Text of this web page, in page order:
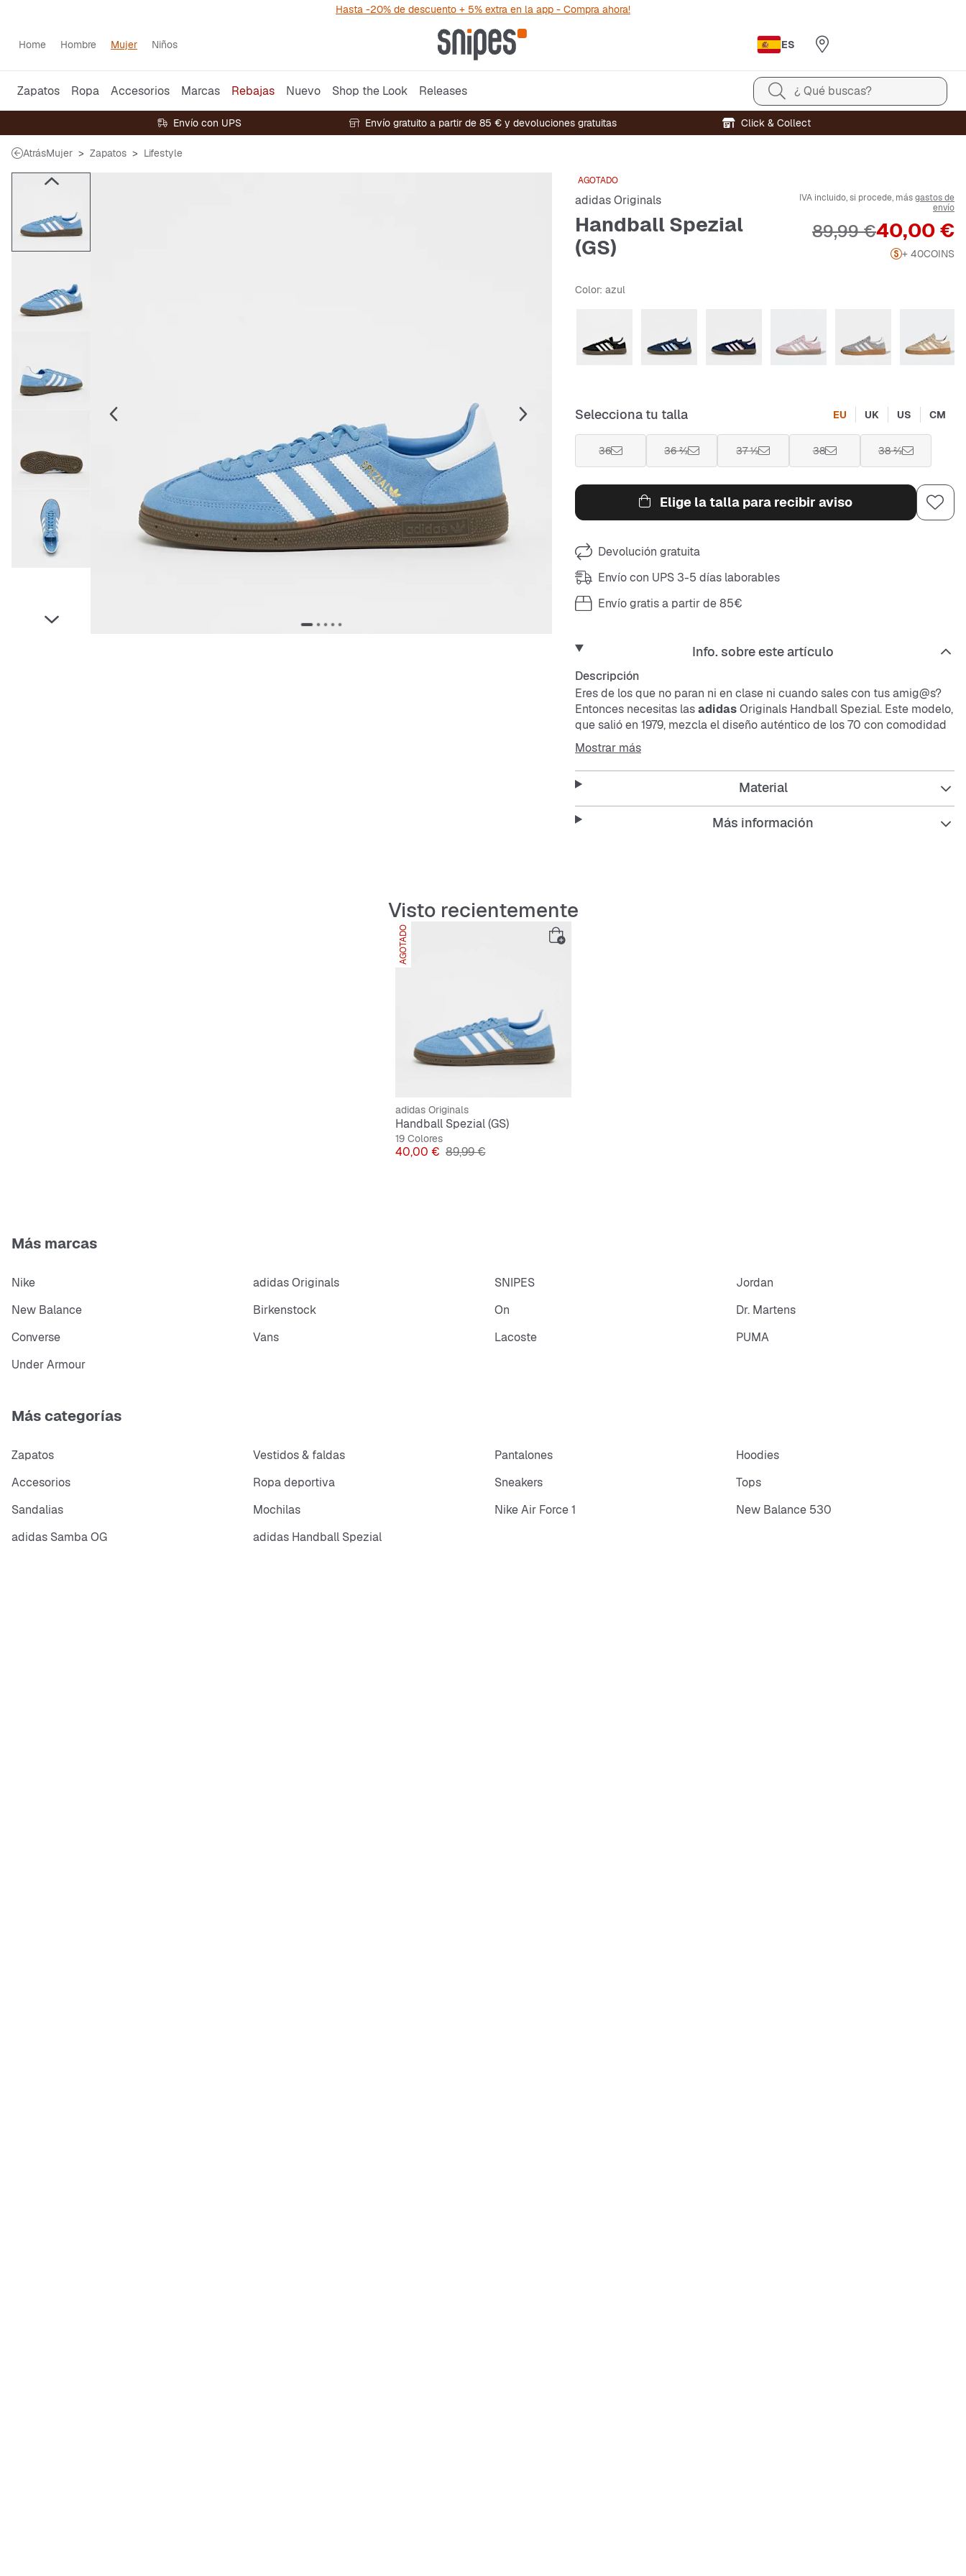
Hasta -20% de descuento + 5% extra en la app - Compra ahora!
Home Hombre Mujer Niños ES
Zapatos Ropa Accesorios Marcas Rebajas Nuevo Shop the Look Releases ¿ Qué buscas?
Envío con UPS Envío gratuito a partir de 85 € y devoluciones gratuitas Click & Collect
AtrásMujer Zapatos Lifestyle
AGOTADO
adidas Originals
Handball Spezial
(GS)
IVA incluido, si procede, másgastos de
envío
Precio
40,00 €
Precio original
89,99 €
+ 40COINS
Color: azul
Selecciona tu talla EU UK US CM
36 36 ⅔ 37 ⅓ 38 38 ⅔
Elige la talla para recibir aviso
Devolución gratuita
Envío con UPS 3-5 días laborables
Envío gratis a partir de 85€
Info. sobre este artículo
Descripción
Eres de los que no paran ni en clase ni cuando sales con tus amig@s?
Entonces necesitas lasadidasOriginals Handball Spezial. Este modelo,
que salió en 1979, mezcla el diseño auténtico de los 70 con comodidad
moderna para niñ@s y adolescentes. La parte superior de
colores vivos da un toque dinámico, y la suela de goma te asegura un
agarre perfecto.
Este zapato es ideal para llevar un estilo único y sentirte cómodo todo
Features:
Mostrar más
Material
Más información
Visto recientemente
AGOTADO
adidas Originals
Handball Spezial (GS)
19 Colores
Precio
40,00 € Precio original
89,99 €
Más marcas
Nike adidas Originals SNIPES
Jordan
New Balance
Birkenstock On
Dr. Martens
Converse
Vans Lacoste
PUMA
Under Armour
Más categorías
Zapatos Vestidos & faldas Pantalones
Hoodies
Accesorios
Ropa deportiva Sneakers
Tops
Sandalias
Mochilas Nike Air Force 1
New Balance 530
adidas Samba OG
adidas Handball Spezial